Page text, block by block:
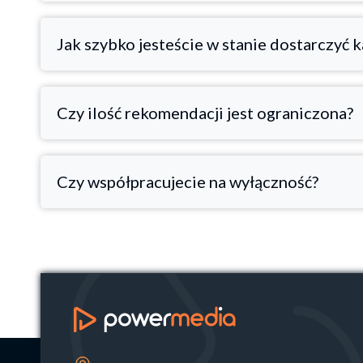
Jak szybko jesteście w stanie dostarczyć
Czy ilość rekomendacji jest ograniczona?
Czy współpracujecie na wyłączność?